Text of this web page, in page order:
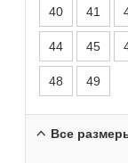
40 41
44 45
48 49
Все Сезон: